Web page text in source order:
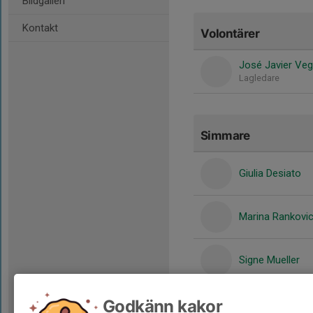
Kontakt Volontärer
José Javier
Lagledare
Simmare
Giulia Desiato
Marina Rankovic
Signe Mueller
Godkänn kakor